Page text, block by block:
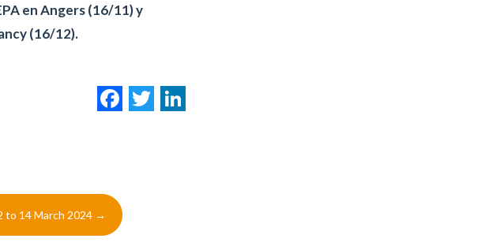
en Angers (16/11) y
(16/12).
Facebook
Twitter
to 14 March 2024 →